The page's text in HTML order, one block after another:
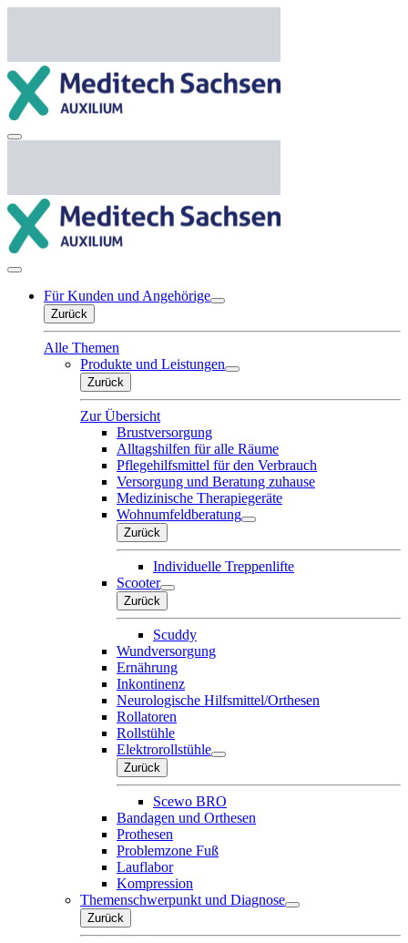
Für Kunden und Angehörige
Zurück
Alle Themen
Produkte und Leistungen
Zurück
Zur Übersicht
Brustversorgung
Alltagshilfen für alle Räume
Pflegehilfsmittel für den Verbrauch
Versorgung und Beratung zuhause
Medizinische Therapiegeräte
Wohnumfeldberatung
Zurück
Individuelle Treppenlifte
Scooter
Zurück
Scuddy
Wundversorgung
Ernährung
Inkontinenz
Neurologische Hilfsmittel/Orthesen
Rollatoren
Rollstühle
Elektrorollstühle
Zurück
Scewo BRO
Bandagen und Orthesen
Prothesen
Problemzone Fuß
Lauflabor
Kompression
Themenschwerpunkt und Diagnose
Zurück